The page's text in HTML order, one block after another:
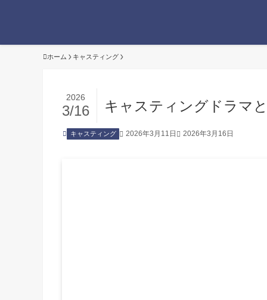
ホーム キャスティング
キャスティングドラマ
2026
3/16
キャスティング 2026年3月11日 2026年3月16日